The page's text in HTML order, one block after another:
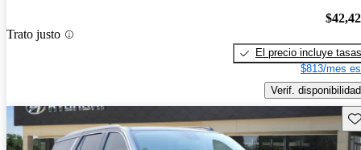
Trato justo
El precio incluye tasas
$813/mes
Verif. disponibilidad